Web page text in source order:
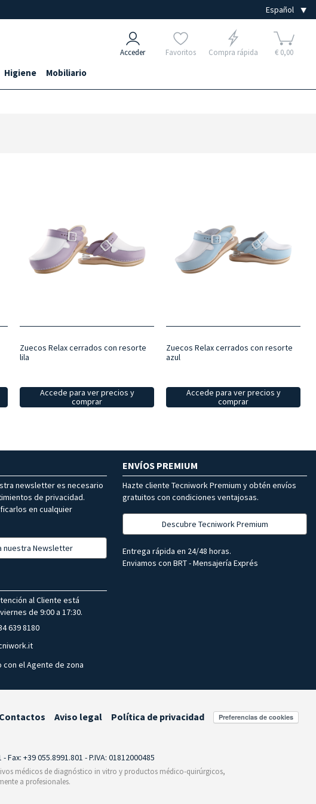
Acceder Favoritos Compra rápida € 0,00
Higiene Mobiliario
Zuecos Relax cerrados con resorte
lila
Accede para ver precios y
comprar
Zuecos Relax cerrados con resorte
azul
Accede para ver precios y
comprar
newsletter es necesario
de privacidad.
en cualquier
nuestra Newsletter
ENVÍOS PREMIUM
Hazte cliente Tecniwork Premium y obtén envíos
gratuitos con condiciones ventajosas.
Descubre Tecniwork Premium
Entrega rápida en 24/48 horas.
Enviamos con BRT - Mensajería Exprés
al Cliente está
de 9:00 a 17:30.
639 8180
el Agente de zona
Contactos Aviso legal Política de privacidad Preferencias de cookies
+39 055.8991.801 - P.IVA: 01812000485
médicos de diagnóstico in vitro y productos médico-quirúrgicos,
a profesionales.